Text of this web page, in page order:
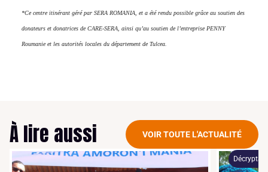
*Ce centre itinérant géré par SERA ROMANIA, et a été rendu possible grâce au soutien des
donateurs et donatrices de CARE-SERA, ainsi qu’au soutien de l’entreprise PENNY
Roumanie et les autorités locales du département de Tulcea.
À lire aussi VOIR TOUTE L'ACTUALITÉ